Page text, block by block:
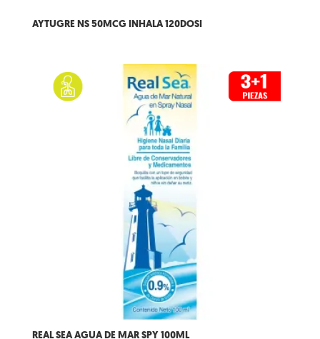
AYTUGRE NS 50MCG INHALA 120DOSI
REAL SEA AGUA DE MAR SPY 100ML